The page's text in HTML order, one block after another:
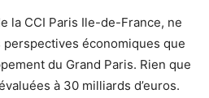
la CCI Paris Ile-de-France, ne
perspectives économiques que
du Grand Paris. Rien que
à 30 milliards d’euros.